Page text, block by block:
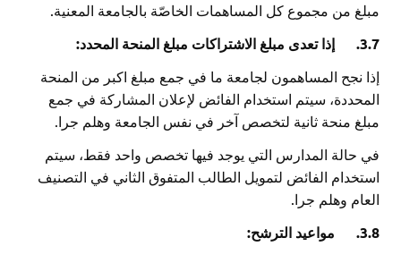
مبلغ من مجموع كل المساهمات الخاصّة بالجامعة المعنية.
3.7. إذا تعدى مبلغ الاشتراكات مبلغ المنحة المحدد:
إذا نجح المساهمون لجامعة ما في جمع مبلغ اكبر من المنحة
المحددة، سيتم استخدام الفائض لإعلان المشاركة في جمع
مبلغ منحة ثانية لتخصص آخر في نفس الجامعة وهلم جرا.
في حالة المدارس التي يوجد فيها تخصص واحد فقط، سيتم
استخدام الفائض لتمويل الطالب المتفوق الثاني في التصنيف
العام وهلم جرا.
3.8. مواعيد الترشح: